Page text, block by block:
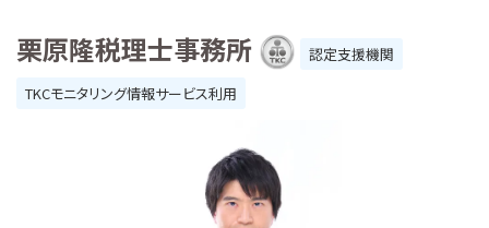
栗原隆税理士事務所
認定支援機関
TKCモニタリング情報サービス利用